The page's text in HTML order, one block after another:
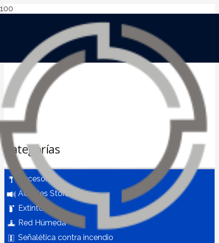
Categorías
Accesorios
Acoples Storz
Extintores
Red Húmeda
Señalética contra incendio